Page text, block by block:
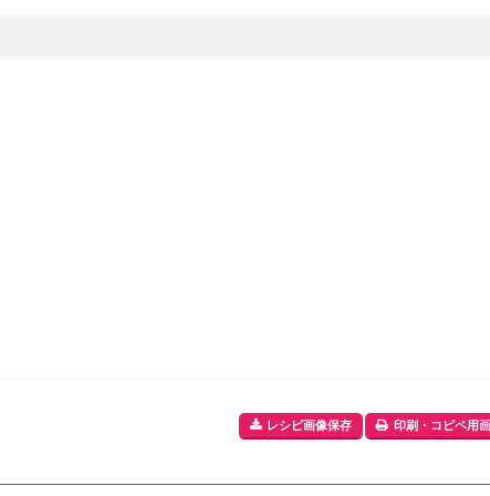
レシピ画像保存 印刷・コピペ用